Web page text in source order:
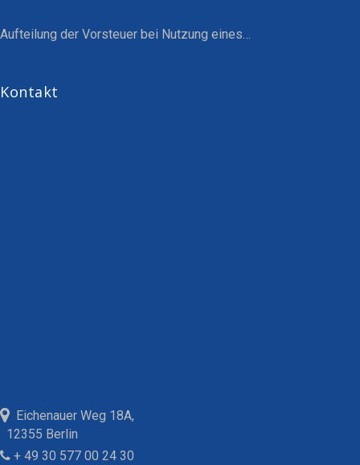
Aufteilung der Vorsteuer bei Nutzung eines…
Kontakt
Eichenauer Weg 18A,
12355 Berlin
+ 49 30 577 00 24 30